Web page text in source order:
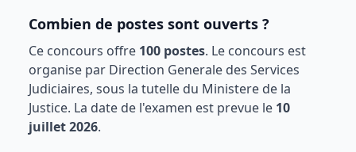
Combien de postes sont ouverts ?
Ce concours offre 100 postes. Le concours est
organise par Direction Generale des Services
Judiciaires, sous la tutelle du Ministere de la
Justice. La date de l'examen est prevue le 10
juillet 2026.